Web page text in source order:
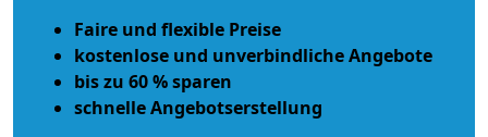
Faire und flexible Preise
kostenlose und unverbindliche Angebote
bis zu 60 % sparen
schnelle Angebotserstellung